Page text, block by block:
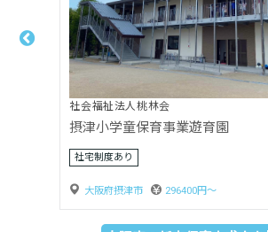
社会福祉法人桃林会
せっつ遊育園
大阪府摂津市